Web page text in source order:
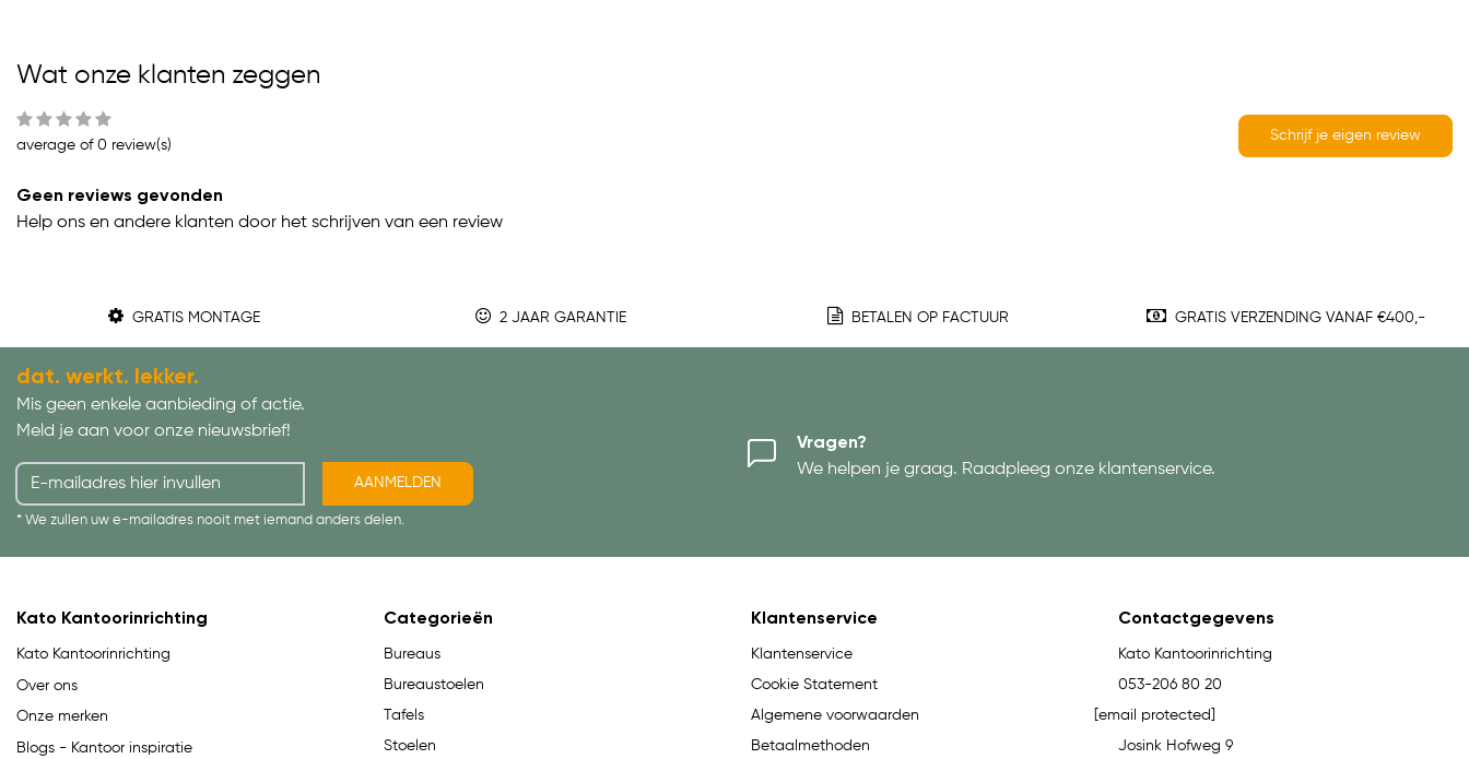
Wat onze klanten zeggen
average of 0 review(s)
Schrijf je eigen review
Geen reviews gevonden
Help ons en andere klanten door het schrijven van een review
GRATIS MONTAGE 2 JAAR GARANTIE BETALEN OP FACTUUR GRATIS VERZENDING VANAF €400,-
dat. werkt. lekker.
Mis geen enkele aanbieding of actie.
Meld je aan voor onze nieuwsbrief!
AANMELDEN
* We zullen uw e-mailadres nooit met iemand anders delen.
Vragen?
We helpen je graag. Raadpleeg onze klantenservice.
Kato Kantoorinrichting
Kato Kantoorinrichting
Over ons
Onze merken
Blogs - Kantoor inspiratie
Categorieën
Bureaus
Bureaustoelen
Tafels
Stoelen
Klantenservice
Klantenservice
Cookie Statement
Algemene voorwaarden
Betaalmethoden
Contactgegevens
Kato Kantoorinrichting
053-206 80 20
[email protected]
Josink Hofweg 9